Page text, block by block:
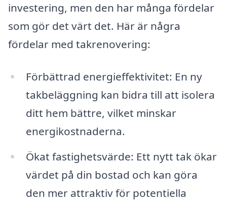
investering, men den har många fördelar
som gör det värt det. Här är några
fördelar med takrenovering:
Förbättrad energieffektivitet: En ny
takbeläggning kan bidra till att isolera
ditt hem bättre, vilket minskar
energikostnaderna.
Ökat fastighetsvärde: Ett nytt tak ökar
värdet på din bostad och kan göra
den mer attraktiv för potentiella